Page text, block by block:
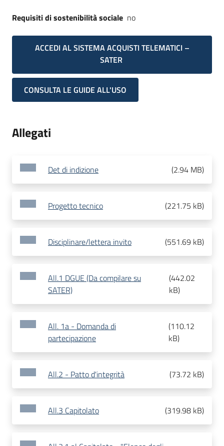
Requisiti di sostenibilità sociale no
ACCEDI AL SISTEMA ACQUISTI TELEMATICI –
SATER
CONSULTA LE GUIDE ALL'USO
Allegati
Det di indizione (2.94 MB)
Progetto tecnico (221.75 kB)
Disciplinare/lettera invito (551.69 kB)
All.1 DGUE (Da compilare su
SATER)
(442.02
kB)
All. 1a - Domanda di
partecipazione
(110.12
kB)
All.2 - Patto d'integrità (73.72 kB)
All.3 Capitolato (319.98 kB)